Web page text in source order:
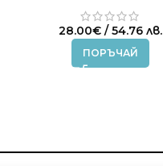
28.00€ / 54.76 лв.
ПОРЪЧАЙ